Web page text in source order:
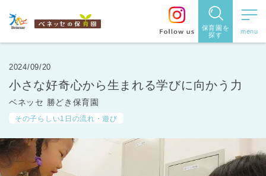
保育園を
探す
保育園を探す
住所・駅
名
す
2024/09/20
小さな好奇心から生まれる学びに向かう力
ベネッセ 勝どき保育園
その子らしい1日の流れ・遊び